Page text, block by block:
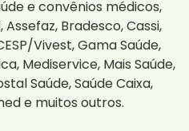
e convênios médicos,
Bradesco, Cassi,
Vivest, Gama Saúde,
Mediservice, Mais Saúde,
Saúde, Saúde Caixa,
e muitos outros.